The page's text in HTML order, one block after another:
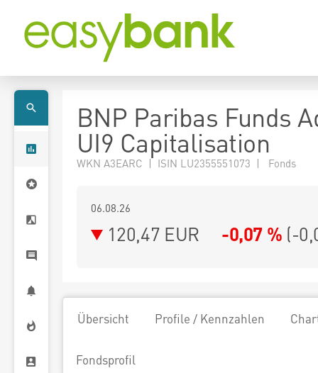
BNP Paribas Funds
UI9 Capitalisation
WKN A3EARC | ISIN LU2355551073 | Fonds
06.08.26
120,47 EUR -0,07 % (-
Übersicht Profile / Kennzahlen
Fondsprofil